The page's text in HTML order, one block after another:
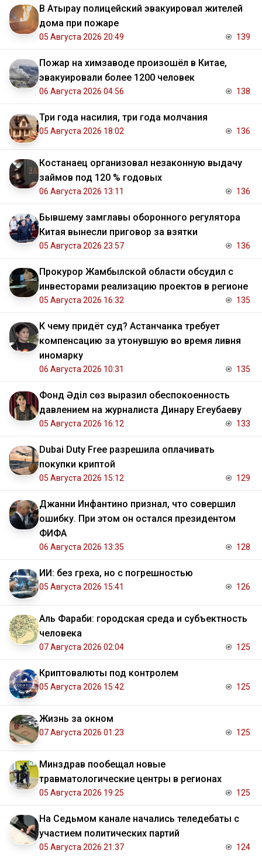
В Атырау полицейский эвакуировал жителей
дома при пожаре
05 Августа 2026 20:49 139
Пожар на химзаводе произошёл в Китае,
эвакуировали более 1200 человек
06 Августа 2026 04:56 138
Три года насилия, три года молчания
05 Августа 2026 18:02 136
Костанаец организовал незаконную выдачу
займов под 120 % годовых
06 Августа 2026 13:11 136
Бывшему замглавы оборонного регулятора
Китая вынесли приговор за взятки
05 Августа 2026 23:57 136
Прокурор Жамбылской области обсудил с
инвесторами реализацию проектов в регионе
05 Августа 2026 16:32 135
К чему придёт суд? Астанчанка требует
компенсацию за утонувшую во время ливня
иномарку
06 Августа 2026 10:31 135
Фонд Әділ сөз выразил обеспокоенность
давлением на журналиста Динару Егеубаеву
05 Августа 2026 16:12 133
Dubai Duty Free разрешила оплачивать
покупки криптой
05 Августа 2026 15:12 129
Джанни Инфантино признал, что совершил
ошибку. При этом он остался президентом
ФИФА
06 Августа 2026 13:35 128
ИИ: без греха, но с погрешностью
05 Августа 2026 15:41 126
Аль Фараби: городская среда и субъектность
человека
07 Августа 2026 02:04 125
Криптовалюты под контролем
05 Августа 2026 15:42 125
Жизнь за окном
07 Августа 2026 01:23 125
Минздрав пообещал новые
травматологические центры в регионах
05 Августа 2026 19:25 125
На Седьмом канале начались теледебаты с
участием политических партий
05 Августа 2026 21:37 124